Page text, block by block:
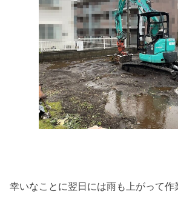
幸いなことに翌日には雨も上がって作